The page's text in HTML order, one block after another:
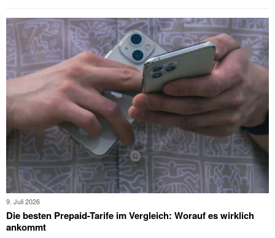
9. Juli 2026
Die besten Prepaid-Tarife im Vergleich: Worauf es wirklich
ankommt